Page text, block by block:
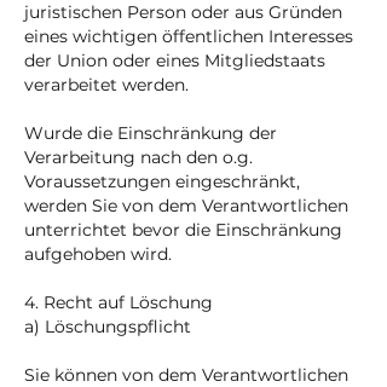
juristischen Person oder aus Gründen
eines wichtigen öffentlichen Interesses
der Union oder eines Mitgliedstaats
verarbeitet werden.
Wurde die Einschränkung der
Verarbeitung nach den o.g.
Voraussetzungen eingeschränkt,
werden Sie von dem Verantwortlichen
unterrichtet bevor die Einschränkung
aufgehoben wird.
4. Recht auf Löschung
a) Löschungspflicht
Sie können von dem Verantwortlichen